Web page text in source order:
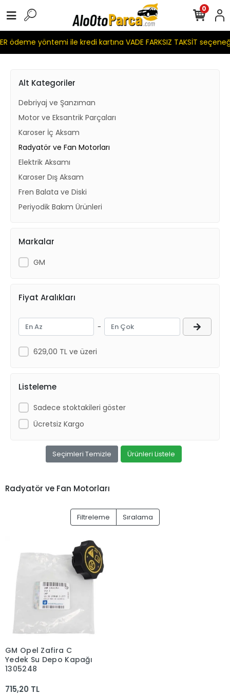
ödeme yöntemi ile kredi kartına VADE FARKSIZ TAKSİT
0
Alt Kategoriler
Debriyaj ve Şanzıman
Motor ve Eksantrik Parçaları
Karoser İç Aksam
Radyatör ve Fan Motorları
Elektrik Aksamı
Karoser Dış Aksam
Fren Balata ve Diski
Periyodik Bakım Ürünleri
Markalar
GM
Fiyat Aralıkları
-
629,00 TL ve üzeri
Listeleme
Sadece stoktakileri göster
Ücretsiz Kargo
Seçimleri Temizle Ürünleri Listele
Radyatör ve Fan Motorları
Filtreleme Sıralama
GM Opel Zafira C
Yedek Su Depo Kapağı
1305248
715,20 TL